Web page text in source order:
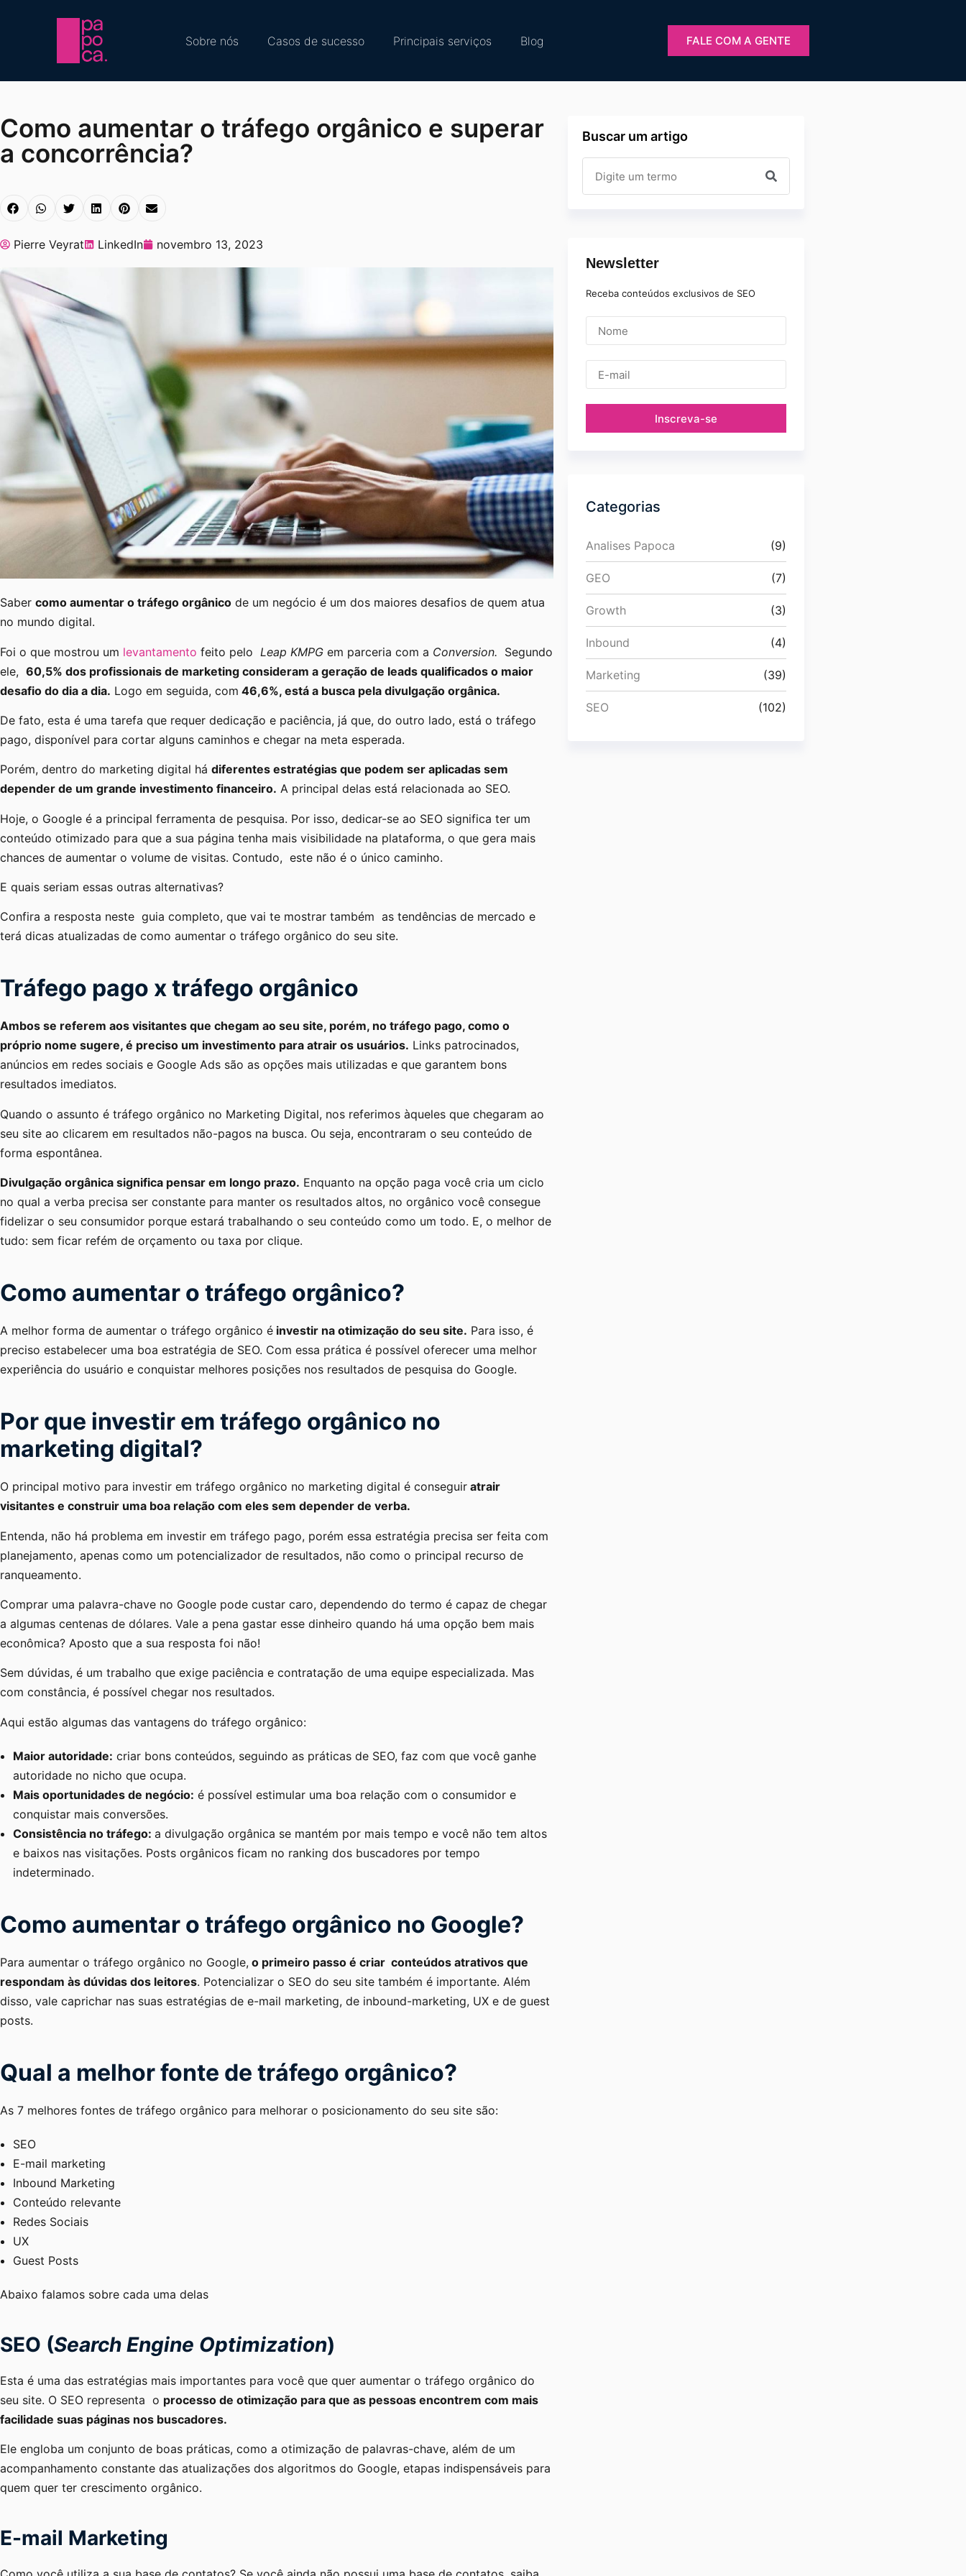
Sobre nós Casos de sucesso Principais serviços Blog FALE COM A GENTE
Como aumentar o tráfego orgânico e superar
a concorrência?
Pierre Veyrat LinkedIn novembro 13, 2023
Saber como aumentar o tráfego orgânico de um negócio é um dos maiores desafios de quem atua
no mundo digital.
Foi o que mostrou um levantamento feito pelo Leap KMPG em parceria com a Conversion. Segundo
ele, 60,5% dos profissionais de marketing consideram a geração de leads qualificados o maior
desafio do dia a dia. Logo em seguida, com 46,6%, está a busca pela divulgação orgânica.
De fato, esta é uma tarefa que requer dedicação e paciência, já que, do outro lado, está o tráfego
pago, disponível para cortar alguns caminhos e chegar na meta esperada.
Porém, dentro do marketing digital há diferentes estratégias que podem ser aplicadas sem
depender de um grande investimento financeiro. A principal delas está relacionada ao SEO.
Hoje, o Google é a principal ferramenta de pesquisa. Por isso, dedicar-se ao SEO significa ter um
conteúdo otimizado para que a sua página tenha mais visibilidade na plataforma, o que gera mais
chances de aumentar o volume de visitas. Contudo, este não é o único caminho.
E quais seriam essas outras alternativas?
Confira a resposta neste guia completo, que vai te mostrar também as tendências de mercado e
terá dicas atualizadas de como aumentar o tráfego orgânico do seu site.
Tráfego pago x tráfego orgânico
Ambos se referem aos visitantes que chegam ao seu site, porém, no tráfego pago, como o
próprio nome sugere, é preciso um investimento para atrair os usuários. Links patrocinados,
anúncios em redes sociais e Google Ads são as opções mais utilizadas e que garantem bons
resultados imediatos.
Quando o assunto é tráfego orgânico no Marketing Digital, nos referimos àqueles que chegaram ao
seu site ao clicarem em resultados não-pagos na busca. Ou seja, encontraram o seu conteúdo de
forma espontânea.
Divulgação orgânica significa pensar em longo prazo. Enquanto na opção paga você cria um ciclo
no qual a verba precisa ser constante para manter os resultados altos, no orgânico você consegue
fidelizar o seu consumidor porque estará trabalhando o seu conteúdo como um todo. E, o melhor de
tudo: sem ficar refém de orçamento ou taxa por clique.
Como aumentar o tráfego orgânico?
A melhor forma de aumentar o tráfego orgânico é investir na otimização do seu site. Para isso, é
preciso estabelecer uma boa estratégia de SEO. Com essa prática é possível oferecer uma melhor
experiência do usuário e conquistar melhores posições nos resultados de pesquisa do Google.
Por que investir em tráfego orgânico no
marketing digital?
O principal motivo para investir em tráfego orgânico no marketing digital é conseguir atrair
visitantes e construir uma boa relação com eles sem depender de verba.
Entenda, não há problema em investir em tráfego pago, porém essa estratégia precisa ser feita com
planejamento, apenas como um potencializador de resultados, não como o principal recurso de
ranqueamento.
Comprar uma palavra-chave no Google pode custar caro, dependendo do termo é capaz de chegar
a algumas centenas de dólares. Vale a pena gastar esse dinheiro quando há uma opção bem mais
econômica? Aposto que a sua resposta foi não!
Sem dúvidas, é um trabalho que exige paciência e contratação de uma equipe especializada. Mas
com constância, é possível chegar nos resultados.
Aqui estão algumas das vantagens do tráfego orgânico:
Maior autoridade: criar bons conteúdos, seguindo as práticas de SEO, faz com que você ganhe
autoridade no nicho que ocupa.
Mais oportunidades de negócio: é possível estimular uma boa relação com o consumidor e
conquistar mais conversões.
Consistência no tráfego: a divulgação orgânica se mantém por mais tempo e você não tem altos
e baixos nas visitações. Posts orgânicos ficam no ranking dos buscadores por tempo
indeterminado.
Como aumentar o tráfego orgânico no Google?
Para aumentar o tráfego orgânico no Google, o primeiro passo é criar conteúdos atrativos que
respondam às dúvidas dos leitores. Potencializar o SEO do seu site também é importante. Além
disso, vale caprichar nas suas estratégias de e-mail marketing, de inbound-marketing, UX e de guest
posts.
Qual a melhor fonte de tráfego orgânico?
As 7 melhores fontes de tráfego orgânico para melhorar o posicionamento do seu site são:
SEO
E-mail marketing
Inbound Marketing
Conteúdo relevante
Redes Sociais
UX
Guest Posts
Abaixo falamos sobre cada uma delas
SEO (Search Engine Optimization)
Esta é uma das estratégias mais importantes para você que quer aumentar o tráfego orgânico do
seu site. O SEO representa o processo de otimização para que as pessoas encontrem com mais
facilidade suas páginas nos buscadores.
Ele engloba um conjunto de boas práticas, como a otimização de palavras-chave, além de um
acompanhamento constante das atualizações dos algoritmos do Google, etapas indispensáveis para
quem quer ter crescimento orgânico.
E-mail Marketing
Buscar um artigo
Newsletter
Receba conteúdos exclusivos de SEO
Inscreva-se
Categorias
Analises Papoca (9)
GEO (7)
Growth (3)
Inbound (4)
Marketing (39)
SEO (102)